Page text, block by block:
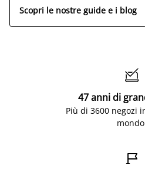
Scopri le nostre guide e i blog

47 anni di
Più di 3600 negozi
